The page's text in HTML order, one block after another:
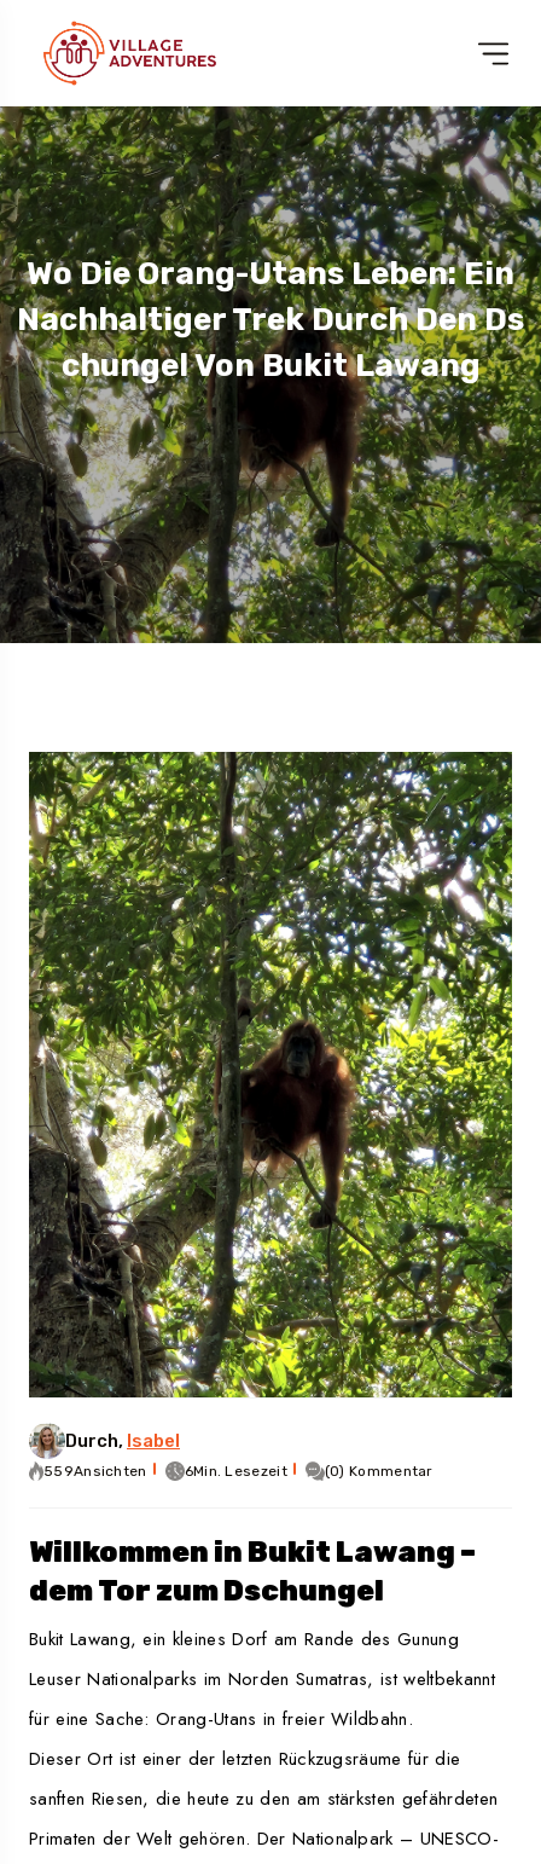
Wo Die Orang-Utans Leben: Ein
Nachhaltiger Trek Durch Den Ds
Chungel Von Bukit Lawang
Durch, Isabel
559Ansichten 6Min. Lesezeit (0) Kommentar
Willkommen in Bukit Lawang –
dem Tor zum Dschungel
Bukit Lawang, ein kleines Dorf am Rande des Gunung
Leuser Nationalparks im Norden Sumatras, ist weltbekannt
für eine Sache: Orang-Utans in freier Wildbahn.
Dieser Ort ist einer der letzten Rückzugsräume für die
sanften Riesen, die heute zu den am stärksten gefährdeten
Primaten der Welt gehören. Der Nationalpark – UNESCO-